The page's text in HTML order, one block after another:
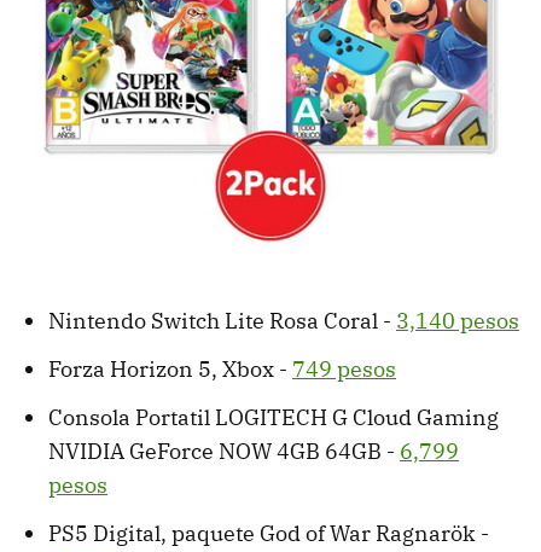
Nintendo Switch Lite Rosa Coral - 3,140 pesos
Forza Horizon 5, Xbox - 749 pesos
Consola Portatil LOGITECH G Cloud Gaming
NVIDIA GeForce NOW 4GB 64GB - 6,799
pesos
PS5 Digital, paquete God of War Ragnarök -